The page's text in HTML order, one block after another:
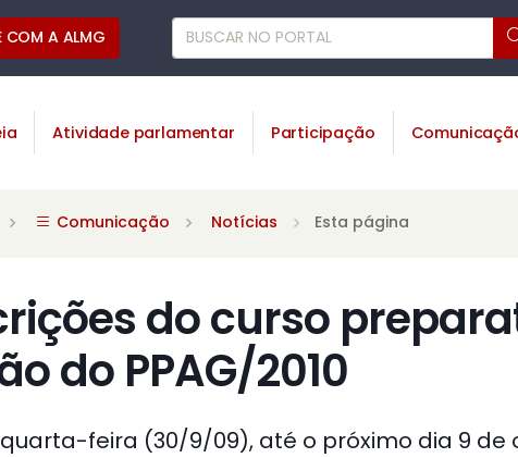
COM A ALMG
Atividade parlamentar Participação
Comunicação Notícias Esta página
do curso
do PPAG/2010
feira (30/9/09), até o próximo dia 9 de